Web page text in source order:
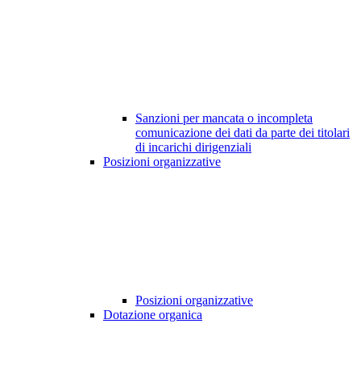
Sanzioni per mancata o incompleta
comunicazione dei dati da parte dei titolari
di incarichi dirigenziali
Posizioni organizzative
Posizioni organizzative
Dotazione organica